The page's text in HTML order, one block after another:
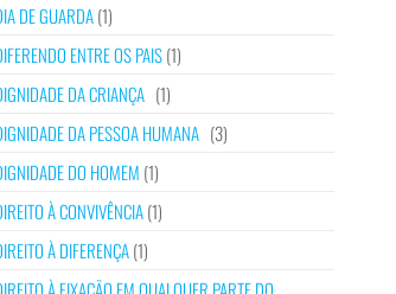
DE GUARDA(1)
ENTRE OS PAIS(1)
DA CRIANÇA (1)
DA PESSOA HUMANA (3)
DO HOMEM (1)
À CONVIVÊNCIA(1)
À DIFERENÇA(1)